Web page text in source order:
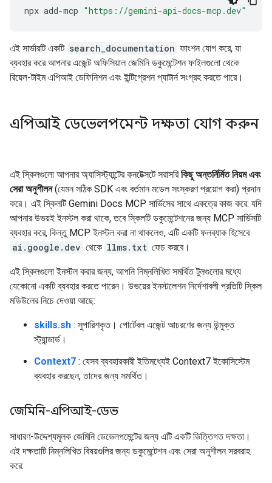
npx add-mcp "https://gemini-api-docs-mcp.dev"
এই সার্ভারটি একটি search_documentation ফাংশন যোগ করে, যা
ব্যবহার করে আপনার এজেন্ট অফিসিয়াল জেমিনি ডকুমেন্টেশন ফাইলগুলো থেকে
রিয়েল-টাইম এপিআই ডেফিনিশন এবং ইন্টিগ্রেশন প্যাটার্ন সংগ্রহ করতে পারে।
এপিআই ডেভেলপমেন্ট দক্ষতা যোগ করুন
এই স্কিলগুলো আপনার অ্যাসিস্ট্যান্টের কনটেক্সটে সরাসরিকিছু অন্তর্নির্মিত নিয়ম এবং
সেরা অনুশীলন(যেমন সঠিক SDK এবং বর্তমান মডেল সংস্করণ প্রয়োগ করা) প্রদান
করে। এই স্কিলটি Gemini Docs MCP সার্ভিসের সাথে একত্রে কাজ করে: যদি
আপনার উভয়ই ইনস্টল করা থাকে, তবে স্কিলটি ডকুমেন্টেশনের জন্য MCP সার্ভিসটি
ব্যবহার করে, কিন্তু MCP ইনস্টল করা না থাকলেও, এটি একটি ফলব্যাক হিসেবে
ai.google.dev থেকে llms.txt ফেচ করবে।
এই স্কিলগুলো ইনস্টল করার জন্য, আপনি নিম্নলিখিত সমর্থিত টুলগুলোর মধ্যে
যেকোনো একটি ব্যবহার করতে পারেন। উভয়ের ইনস্টলেশন নির্দেশাবলী প্রতিটি স্কিল
মডিউলের নিচে দেওয়া আছে:
skills.sh : সুপারিশকৃত। পোর্টেবল এজেন্ট আচরণের জন্য উন্মুক্ত
স্ট্যান্ডার্ড।
Context7 : যেসব ব্যবহারকারী ইতিমধ্যেই Context7 ইকোসিস্টেম
ব্যবহার করছেন, তাদের জন্য সমর্থিত।
জেমিনি-এপিআই-ডেভ
সাধারণ-উদ্দেশ্যমূলক জেমিনি ডেভেলপমেন্টের জন্য এটি একটি ভিত্তিগত দক্ষতা।
এই দক্ষতাটি নিম্নলিখিত বিষয়গুলির জন্য ডকুমেন্টেশন এবং সেরা অনুশীলন সরবরাহ
করে: